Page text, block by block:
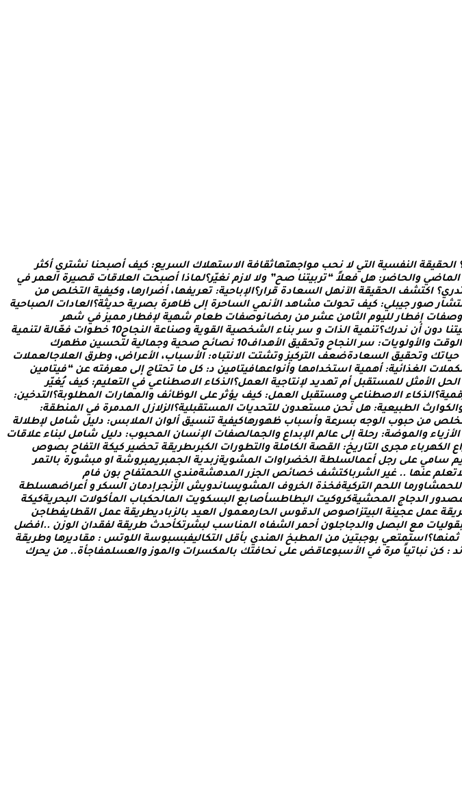
الحقيقة النفسية التي ل نحب مواجهتهاثقافة الستهلك السريع: كيف أصبحنا نشتري أكثر
الماضي والحاضر: هل فعل “تربيتنا صح” ول لزم نغير؟لماذا أصبحت العلقات قصيرة العمر في
دري؟ اكتشف الحقيقة النهل السعادة قرار؟الباحية: تعريفها، أضرارها، وكيفية التخلص من
تشار صور جيبلي: كيف تحولت مشاهد النمي الساحرة إلى ظاهرة بصرية حديثة؟العادات الصباحية
وصفات إفطار لليوم الثامن عشر من رمضانوصفات طعام شهية لفطار مميز في شهر
يتنا دون أن ندرك؟تنمية الذات و سر بناء الشخصية القوية وصناعة النجاح 10 خطوات فعالة لتنمية
الوقت والولويات: سر النجاح وتحقيق الهداف 10 نصائح صحية وجمالية لتحسين مظهرك
حياتك وتحقيق السعادةضعف التركيز وتشتت النتباه: السباب، العراض، وطرق العلجالعملت
كملت الغذائية: أهمية استخدامها وأنواعهافيتامين د: كل ما تحتاج إلى معرفته عن “فيتامين
الحل المثل للمستقبل أم تهديد لنتاجية العمل؟الذكاء الصطناعي في التعليم: كيف يغير
قمية؟الذكاء الصطناعي ومستقبل العمل: كيف يؤثر على الوظائف والمهارات المطلوبة؟التدخين:
الكوارث الطبيعية: هل نحن مستعدون للتحديات المستقبلية؟الزلزل المدمرة في المنطقة:
خلص من حبوب الوجه بسرعة وأسباب ظهورهاكيفية تنسيق ألوان الملبس: دليل شامل لطللة
الزياء والموضة: رحلة إلى عالم البداع والجمالصفات النسان المحبوب: دليل شامل لبناء علقات
اع الكهرباء مجرى التاريخ: القصة الكاملة والتطورات الكبرىطريقة تحضير كيكة التفاح بصوص
م سامي على رجل أعمالسلطة الخضراوات المشويةزبدية الجمبريمبروشة او مبشورة بالتمر
تعلم عنها .
. غير الشرباكتشف خصائص الجزر المدهشةمندي اللحمتفاح بون فام
للحمشاورما اللحم التركيةفخذة الخروف المشويساندويش الزنجرإدمان السكر و أعراضهسلطة
صدور الدجاج المحشيةكروكيت البطاطسأصابع البسكويت المالحكباب المأكولت البحريةكيكة
ريقة عمل عجينة البيتزاصوص الدقوس الحارمعمول العيد بالزباديطريقة عمل القطايفطاجن
قوليات مع البصل والدجاجلون أحمر الشفاه المناسب لبشرتكأحدث طريقة لفقدان الوزن .
.افضل
ثمنها؟استمتعي بوجبتين من المطبخ الهندي بأقل التكاليفبسبوسة اللوتس : مقاديرها وطريقة
ئد : كن نباتيا مرة في السبوعاقض على نحافتك بالمكسرات والموز والعسلمفاجأة.
. من يحرك